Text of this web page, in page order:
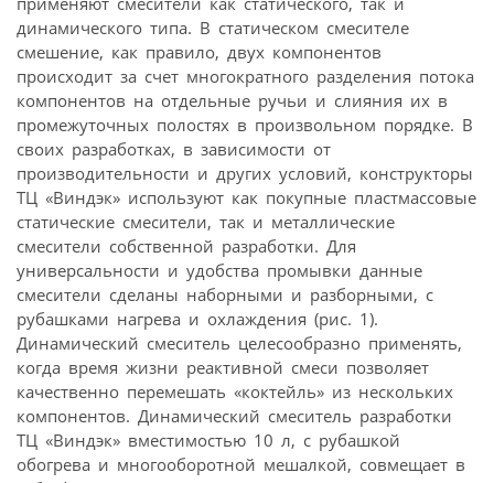
динамического типа. В статическом смесителе
смешение, как правило, двух компонентов
происходит за счет многократного разделения потока
компонентов на отдельные ручьи и слияния их в
промежуточных полостях в произвольном порядке. В
своих разработках, в зависимости от
производительности и других условий, конструкторы
ТЦ «Виндэк» используют как покупные пластмассовые
статические смесители, так и металлические
смесители собственной разработки. Для
универсальности и удобства промывки данные
смесители сделаны наборными и разборными, с
рубашками нагрева и охлаждения (рис. 1).
Динамический смеситель целесообразно применять,
когда время жизни реактивной смеси позволяет
качественно перемешать «коктейль» из нескольких
компонентов. Динамический смеситель разработки
ТЦ «Виндэк» вместимостью 10 л, с рубашкой
обогрева и многооборотной мешалкой, совмещает в